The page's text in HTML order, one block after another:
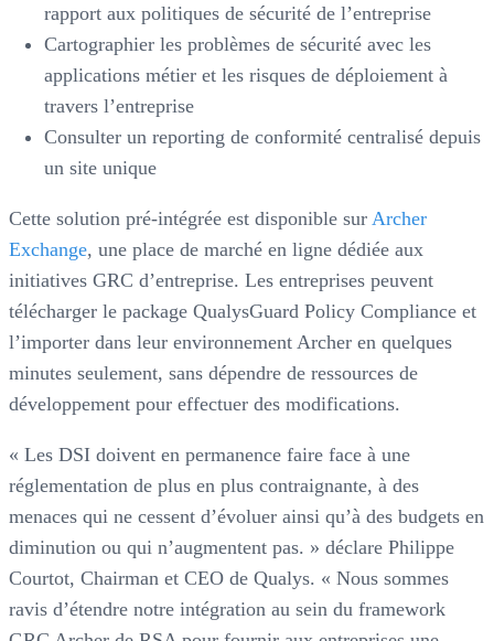
rapport aux politiques de sécurité de l’entreprise
Cartographier les problèmes de sécurité avec les
applications métier et les risques de déploiement à
travers l’entreprise
Consulter un reporting de conformité centralisé depuis
un site unique
Cette solution pré-intégrée est disponible sur Archer
Exchange, une place de marché en ligne dédiée aux
initiatives GRC d’entreprise. Les entreprises peuvent
télécharger le package QualysGuard Policy Compliance et
l’importer dans leur environnement Archer en quelques
minutes seulement, sans dépendre de ressources de
développement pour effectuer des modifications.
« Les DSI doivent en permanence faire face à une
réglementation de plus en plus contraignante, à des
menaces qui ne cessent d’évoluer ainsi qu’à des budgets en
diminution ou qui n’augmentent pas. » déclare Philippe
Courtot, Chairman et CEO de Qualys. « Nous sommes
ravis d’étendre notre intégration au sein du framework